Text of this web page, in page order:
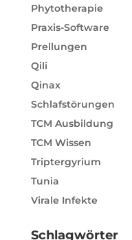
Phytotherapie
Praxis-Software
Prellungen
Qili
Qinax
Schlafstörungen
TCM Ausbildung
TCM Wissen
Triptergyrium
Tunia
Virale Infekte
Schlagwörter